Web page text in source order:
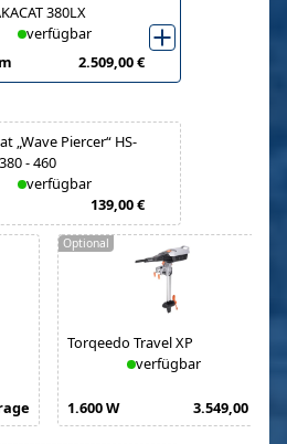
380LX
verfügbar
2.509,00 €
„Wave Piercer“ HS-
- 460
verfügbar
139,00 €
Torqeedo Travel XP
verfügbar
1.600 W 3.549,00 €
Optional